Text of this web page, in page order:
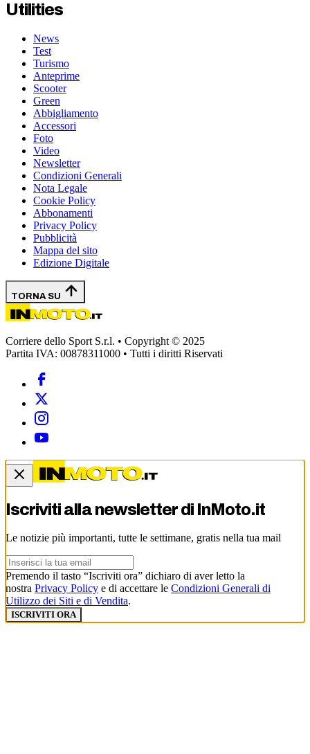
Utilities
News
Test
Turismo
Anteprime
Scooter
Green
Abbigliamento
Accessori
Foto
Video
Newsletter
Condizioni Generali
Nota Legale
Cookie Policy
Abbonamenti
Privacy Policy
Pubblicità
Mappa del sito
Edizione Digitale
TORNA SU
Corriere dello Sport S.r.l. • Copyright © 2025
Partita IVA: 00878311000 • Tutti i diritti Riservati
Iscriviti alla newsletter di InMoto.it
Le notizie più importanti, tutte le settimane, gratis nella tua mail
Premendo il tasto “Iscriviti ora” dichiaro di aver letto la
nostra Privacy Policy e di accettare le Condizioni Generali di
Utilizzo dei Siti e di Vendita.
ISCRIVITI ORA